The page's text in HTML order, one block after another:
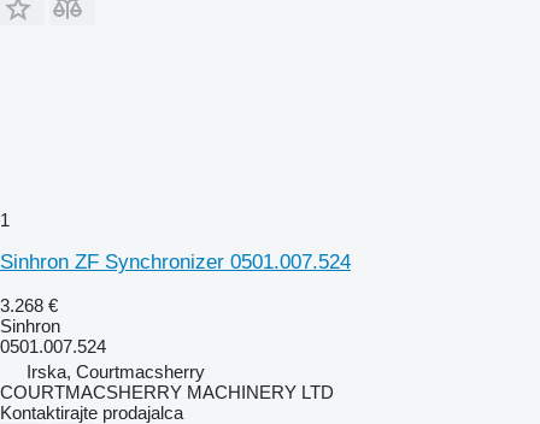
1
Sinhron ZF Synchronizer 0501.007.524
3.268 €
Sinhron
0501.007.524
Irska, Courtmacsherry
COURTMACSHERRY MACHINERY LTD
Kontaktirajte prodajalca